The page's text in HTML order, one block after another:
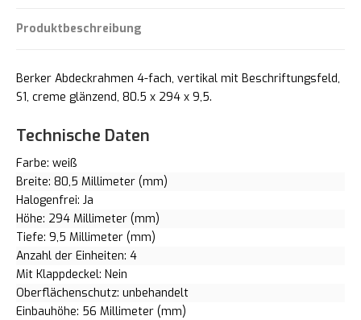
Produktbeschreibung
Berker Abdeckrahmen 4-fach, vertikal mit Beschriftungsfeld,
S1, creme glänzend, 80.5 x 294 x 9,5.
Technische Daten
Farbe: weiß
Breite: 80,5 Millimeter (mm)
Halogenfrei: Ja
Höhe: 294 Millimeter (mm)
Tiefe: 9,5 Millimeter (mm)
Anzahl der Einheiten: 4
Mit Klappdeckel: Nein
Oberflächenschutz: unbehandelt
Einbauhöhe: 56 Millimeter (mm)